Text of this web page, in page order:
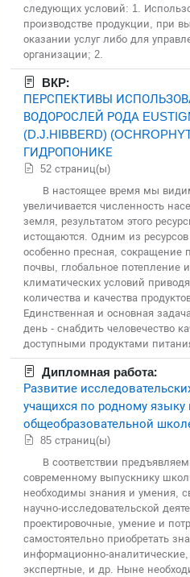
следующих условий: 1.
производстве продукции, при
оказании услуг либо для
организации; 2.
ВКР:
ПЕРСПЕКТИВЫ
ВОДОРОСЛЕЙ РОДА
(D.J.HIBBERD)
ГИДРОПОНИКЕ
52 страниц(ы)
В настоящее время мы
увеличивается численность
земля, результатом этого
истощаются. Одним из ресурсов
особенно пресная, сокращение
почвы, глобальное потепление
климатических условий
количества и качества
Единственная и основная
день - снабдить человечество
доступными продуктами
Дипломная работа:
Развитие
учащихся по родному языку
общеобразовательной
85 страниц(ы)
В соответствии
современному выпускнику
необходимы знания и умения,
научно-исследовательской
проектировочные, умение и
самостоятельно приобретать
информационно-
экспертные, и др. Ныне